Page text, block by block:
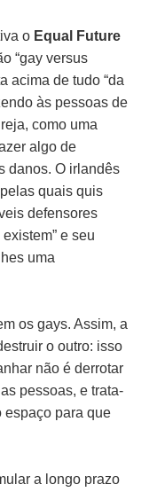
o Equal Future
“gay versus
acima de tudo “da
às pessoas de
como uma
algo de
danos. O irlandês
quais quis
defensores
e seu
uma
os gays. Assim, a
o outro: isso
não é derrotar
pessoas, e trata-
espaço para que
a longo prazo